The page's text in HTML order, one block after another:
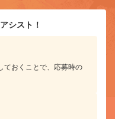
シスト！
ておくことで、応募時の